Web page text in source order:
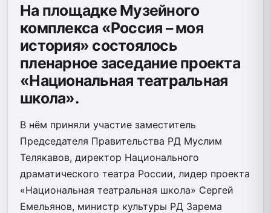
На площадке Музейного
комплекса «Россия – моя
история» состоялось
пленарное заседание проекта
«Национальная театральная
школа».
В нём приняли участие заместитель
Председателя Правительства РД Муслим
Телякавов, директор Национального
драматического театра России, лидер проекта
«Национальная театральная школа» Сергей
Емельянов, министр культуры РД Зарема